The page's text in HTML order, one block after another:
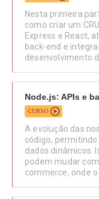
Nesta primeira
como criar um
Express e React,
back-end e
desenvolvimento
Node.js: APIs e
CURSO
A evolução das
código,
dados dinâmicos.
podem mudar
commerce, onde